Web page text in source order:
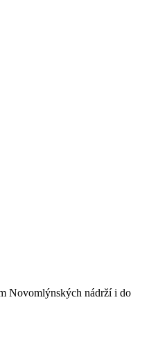
Novomlýnských nádrží i do